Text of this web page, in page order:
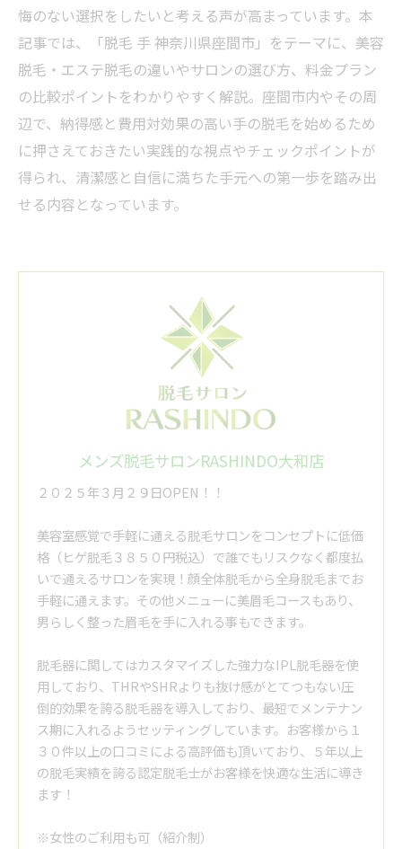
悔のない選択をしたいと考える声が高まっています。本
記事では、「脱毛 手 神奈川県座間市」をテーマに、美容
脱毛・エステ脱毛の違いやサロンの選び方、料金プラン
の比較ポイントをわかりやすく解説。座間市内やその周
辺で、納得感と費用対効果の高い手の脱毛を始めるため
に押さえておきたい実践的な視点やチェックポイントが
得られ、清潔感と自信に満ちた手元への第一歩を踏み出
せる内容となっています。
メンズ脱毛サロンRASHINDO大和店
２０２５年３月２９日OPEN！！
美容室感覚で手軽に通える脱毛サロンをコンセプトに低価
格（ヒゲ脱毛３８５０円税込）で誰でもリスクなく都度払
いで通えるサロンを実現！顔全体脱毛から全身脱毛までお
手軽に通えます。その他メニューに美眉毛コースもあり、
男らしく整った眉毛を手に入れる事もできます。
脱毛器に関してはカスタマイズした強力なIPL脱毛器を使
用しており、THRやSHRよりも抜け感がとてつもない圧
倒的効果を誇る脱毛器を導入しており、最短でメンテナン
ス期に入れるようセッティングしています。お客様から１
３０件以上の口コミによる高評価も頂いており、５年以上
の脱毛実績を誇る認定脱毛士がお客様を快適な生活に導き
ます！
※女性のご利用も可（紹介制）